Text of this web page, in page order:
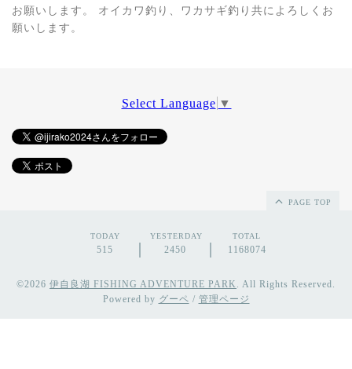
お願いします。 オイカワ釣り、ワカサギ釣り共によろしくお
願いします。
Select Language ▼
PAGE TOP
TODAY
515
YESTERDAY
2450
TOTAL
1168074
©2026 伊自良湖 FISHING ADVENTURE PARK. All Rights Reserved.
Powered by グーペ / 管理ページ